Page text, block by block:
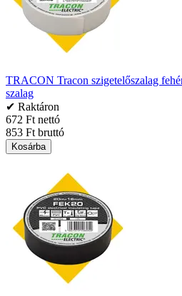
TRACON Tracon szigetelőszalag
szalag
✔ Raktáron
672 Ft nettó
853 Ft bruttó
Kosárba